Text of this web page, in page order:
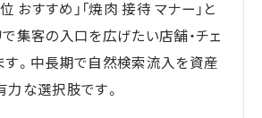
おすすめ」「焼肉 接待 マナー」と
で集客の入口を広げたい店舗・チェ
す。中長期で自然検索流入を資産
力な選択肢です。